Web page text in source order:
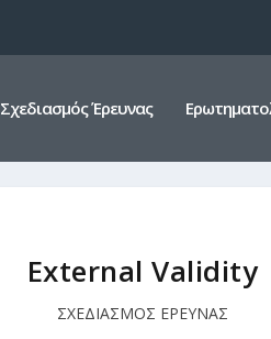
Σχεδιασμός Έρευνας
External Validity
ΣΧΕΔΙΑΣΜΟΣ ΕΡΕΥΝΑΣ